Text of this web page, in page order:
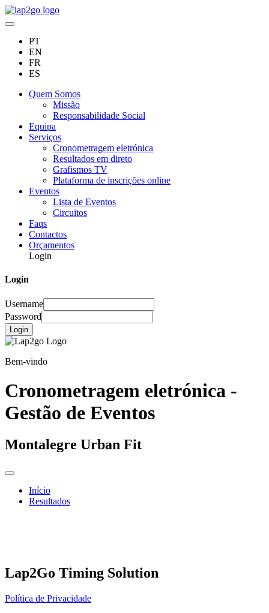
PT
EN
FR
ES
Quem Somos
Missão
Responsabilidade Social
Equipa
Serviços
Cronometragem eletrónica
Resultados em direto
Grafismos TV
Plataforma de inscrições online
Eventos
Lista de Eventos
Circuitos
Faqs
Contactos
Orçamentos
Login
Login
Username
Password
Login
Bem-vindo
Cronometragem eletrónica -
Gestão de Eventos
Montalegre Urban Fit
Início
Resultados
Lap2Go Timing Solution
Política de Privacidade